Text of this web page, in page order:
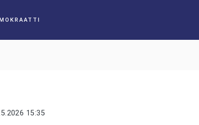
15:35